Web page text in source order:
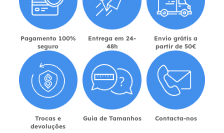
Pagamento 100%
seguro
Entrega em 24-
48h
Envio grátis a
partir de 50€
Trocas e
devoluções
Guia de Tamanhos Contacta-nos